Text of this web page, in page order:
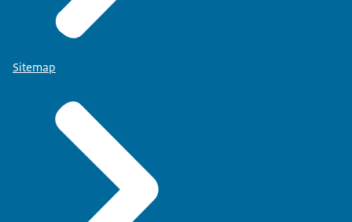
Sitemap